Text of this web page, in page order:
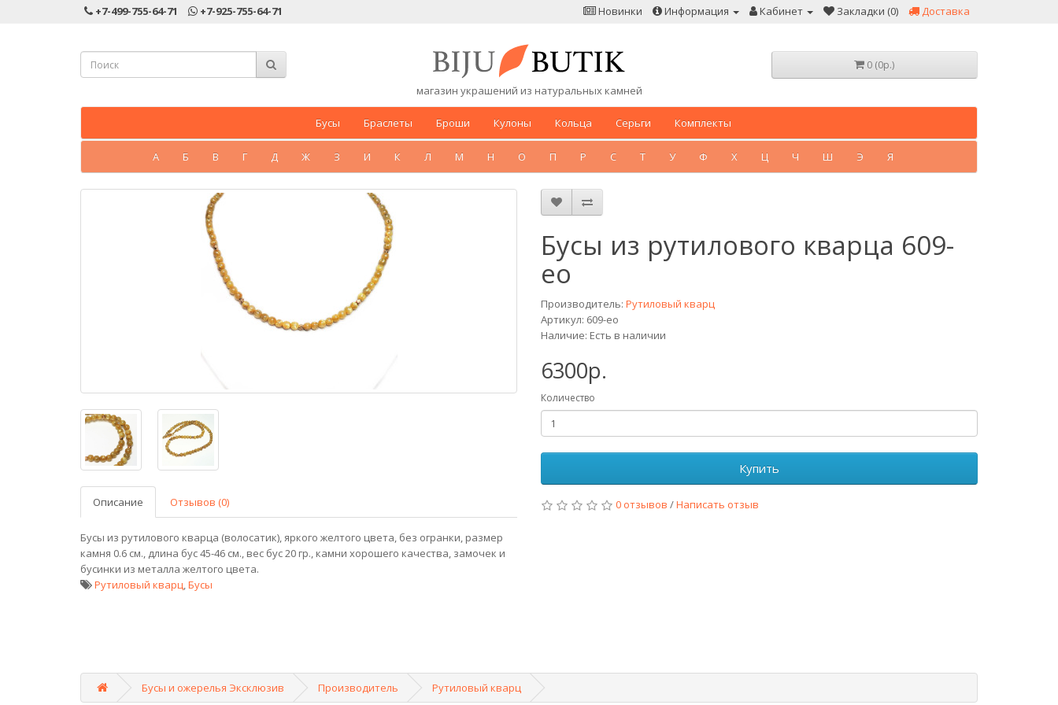
+7-499-755-64-71 +7-925-755-64-71 Новинки Информация Кабинет Закладки (0) Доставка
магазин украшений из натуральных камней
0 (0р.)
Бусы Браслеты Броши Кулоны Кольца Серьги Комплекты
А Б В Г Д Ж З И К Л М Н О П Р С Т У Ф Х Ц Ч Ш Э Я
Описание Отзывов (0)
Бусы из рутилового кварца (волосатик), яркого желтого цвета, без огранки, размер
камня 0.6 см., длина бус 45-46 см., вес бус 20 гр., камни хорошего качества, замочек и
бусинки из металла желтого цвета.
Бусы из рутилового кварца 609-
eo
Производитель: Рутиловый кварц
Артикул: 609-eo
Наличие: Есть в наличии
6300р.
Количество
Купить
0 отзывов /Написать отзыв
Рутиловый кварц,Бусы
Бусы и ожерелья Эксклюзив Производитель Рутиловый кварц